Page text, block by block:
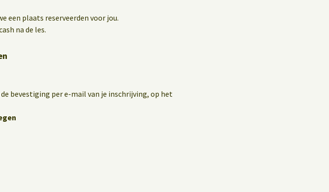
een plaats reserveerden voor jou.
na de les.
bevestiging per e-mail van je inschrijving, op het